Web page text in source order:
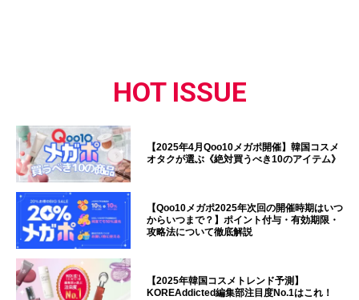
HOT ISSUE
【2025年4月Qoo10メガポ開催】韓国コスメ
オタクが選ぶ《絶対買うべき10のアイテム》
【Qoo10メガポ2025年次回の開催時期はいつ
からいつまで？】ポイント付与・有効期限・
攻略法について徹底解説
【2025年韓国コスメトレンド予測】
KOREAddicted編集部注目度No.1はこれ！